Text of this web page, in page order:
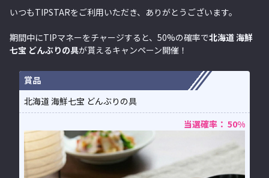
いつもTIPSTARをご利用いただき、ありがとうございます。
期間中にTIPマネーをチャージすると、50%の確率で北海道 海鮮
七宝 どんぶりの具が貰えるキャンペーン開催！
賞品
北海道 海鮮七宝 どんぶりの具
当選確率： 50%